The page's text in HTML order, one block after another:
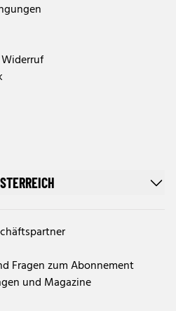
Fragen zum Abonnement
und Magazine